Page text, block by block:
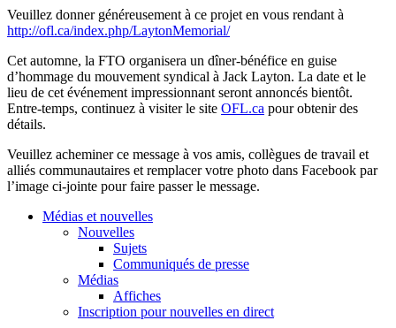
Veuillez donner généreusement à ce projet en vous rendant à
http://ofl.ca/index.php/LaytonMemorial/
Cet automne, la FTO organisera un dîner-bénéfice en guise
d’hommage du mouvement syndical à Jack Layton. La date et le
lieu de cet événement impressionnant seront annoncés bientôt.
Entre-temps, continuez à visiterle site OFL.ca pourobtenirdes
détails.
Veuillez acheminer ce message à vos amis, collègues de travail et
alliés communautaires et remplacer votre photo dans Facebook par
l’image ci-jointe pour faire passer le message.
Médias et nouvelles
Nouvelles
Sujets
Communiqués de presse
Médias
Affiches
Inscription pour nouvelles en direct